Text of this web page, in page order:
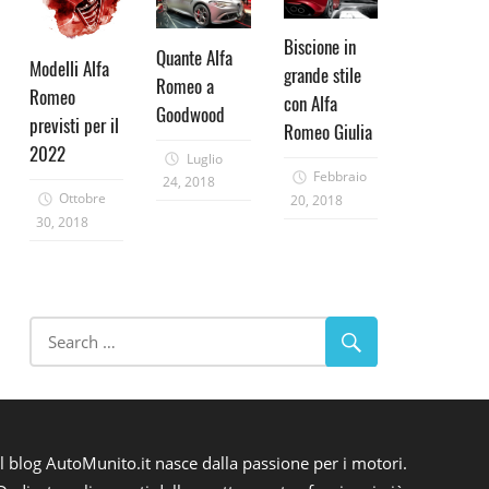
Modelli Alfa
Romeo
previsti per il
2022
Ottobre
30, 2018
Quante Alfa
Romeo a
Goodwood
Luglio
24, 2018
Biscione in
grande stile
con Alfa
Romeo Giulia
Febbraio
20, 2018
blog AutoMunito.it nasce dalla passione per i motori.